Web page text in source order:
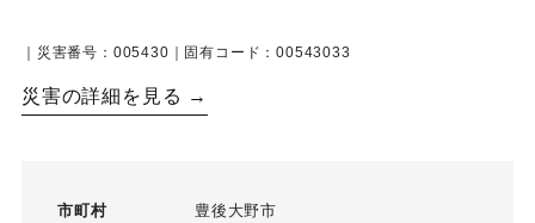
｜災害番号：005430｜固有コード：00543033
災害の詳細を見る →
市町村 豊後大野市